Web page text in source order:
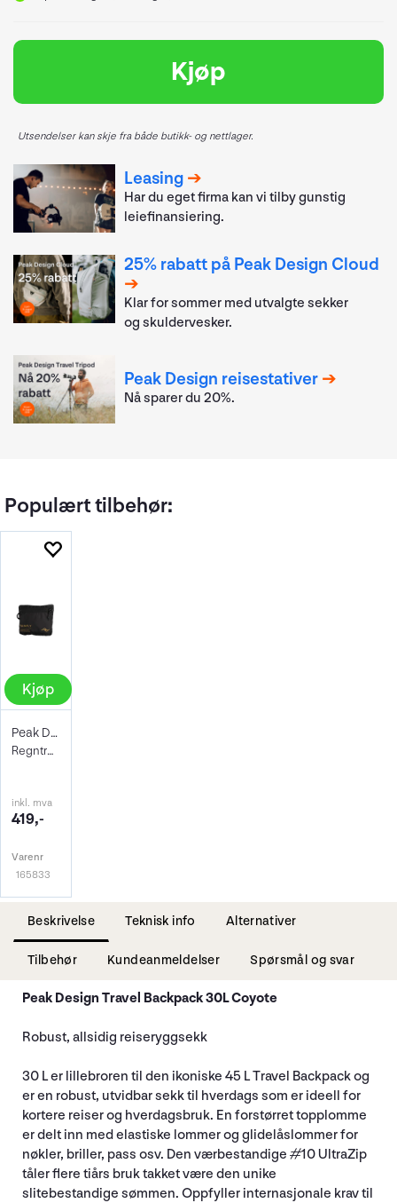
Kjøp
Utsendelser kan skje fra både butikk- og nettlager.
Leasing
Har du eget firma kan vi tilby gunstig
leiefinansiering.
25% rabatt på Peak Design Cloud
Klar for sommer med utvalgte sekker
og skuldervesker.
Peak Design reisestativer
Nå sparer du 20%.
Populært tilbehør:
Kjøp
Peak Design Rain Fly 25L-30L Black
Regntrekk
inkl. mva
419,-
Varenr
165833
Beskrivelse Teknisk info Alternativer
Tilbehør Kundeanmeldelser Spørsmål og svar
Peak Design Travel Backpack 30L Coyote
Robust, allsidig reiseryggsekk
30 L er lillebroren til den ikoniske 45 L Travel Backpack og
er en robust, utvidbar sekk til hverdags som er ideell for
kortere reiser og hverdagsbruk. En forstørret topplomme
er delt inn med elastiske lommer og glidelåslommer for
nøkler, briller, pass osv. Den værbestandige #10 UltraZip
tåler flere tiårs bruk takket være den unike
slitebestandige sømmen. Oppfyller internasjonale krav til